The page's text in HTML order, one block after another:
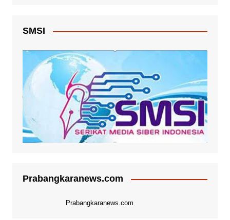
SMSI
Prabangkaranews.com
Prabangkaranews.com